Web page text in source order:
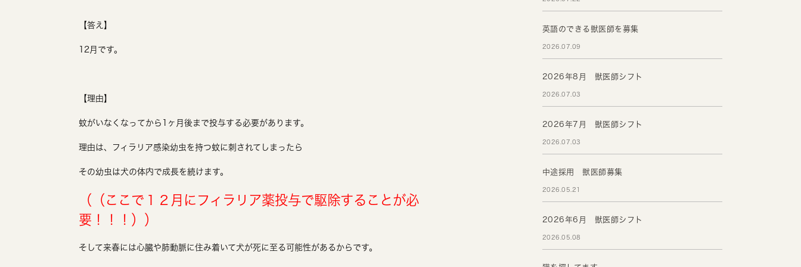
【答え】
12月です。
【理由】
蚊がいなくなってから1ヶ月後まで投与する必要があります。
理由は、フィラリア感染幼虫を持つ蚊に刺されてしまったら
その幼虫は犬の体内で成長を続けます。
（（ここで１２月にフィラリア薬投与で駆除することが必
要！！！））
そして来春には心臓や肺動脈に住み着いて犬が死に至る可能性があるからです。
英語のできる獣医師を募集
2026.07.09
2026年8月 獣医師シフト
2026.07.03
2026年7月 獣医師シフト
2026.07.03
中途採用 獣医師募集
2026.05.21
2026年6月 獣医師シフト
2026.05.08